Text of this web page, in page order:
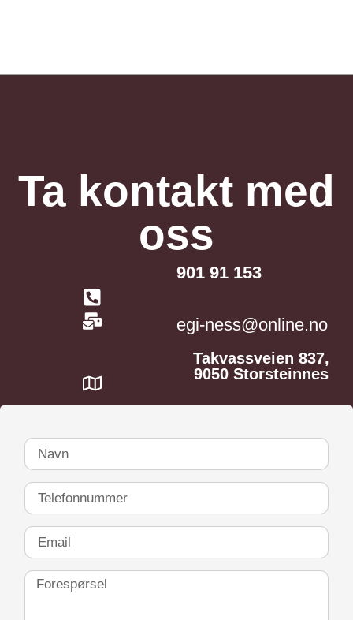
Ta kontakt med
oss
901 91 153
egi-ness@online.no
Takvassveien 837,
9050 Storsteinnes